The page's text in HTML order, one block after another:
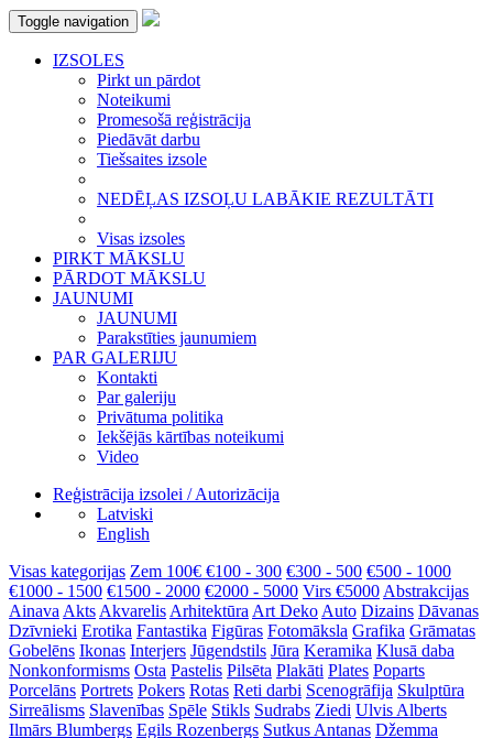
Toggle navigation
IZSOLES
Pirkt un pārdot
Noteikumi
Promesošā reģistrācija
Piedāvāt darbu
Tiešsaites izsole
NEDĒĻAS IZSOĻU LABĀKIE REZULTĀTI
Visas izsoles
PIRKT MĀKSLU
PĀRDOT MĀKSLU
JAUNUMI
JAUNUMI
Parakstīties jaunumiem
PAR GALERIJU
Kontakti
Par galeriju
Privātuma politika
Iekšējās kārtības noteikumi
Video
Reģistrācija izsolei / Autorizācija
Latviski
English
Visas kategorijas Zem 100€ €100 - 300 €300 - 500 €500 - 1000
€1000 - 1500 €1500 - 2000 €2000 - 5000 Virs €5000 Abstrakcijas
Ainava Akts Akvarelis Arhitektūra Art Deko Auto Dizains Dāvanas
Dzīvnieki Erotika Fantastika Figūras Fotomāksla Grafika Grāmatas
Gobelēns Ikonas Interjers Jūgendstils Jūra Keramika Klusā daba
Nonkonformisms Osta Pastelis Pilsēta Plakāti Plates Poparts
Porcelāns Portrets Pokers Rotas Reti darbi Scenogrāfija Skulptūra
Sirreālisms Slavenības Spēle Stikls Sudrabs Ziedi Ulvis Alberts
Ilmārs Blumbergs Egils Rozenbergs Sutkus Antanas Džemma